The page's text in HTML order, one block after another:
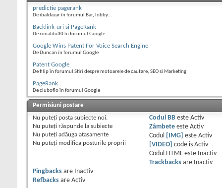
predictie pagerank
De ibaldazar în forumul Bar, lobby...
Backlink-uri si PageRank
De ronaldo30 în forumul Google
Google Wins Patent For Voice Search Engine
De Duncan în forumul Google
Patent Google
De filip în forumul Stiri despre motoarele de cautare, SEO si Marketing
PageRank
De ciuboflo în forumul Google
Permisiuni postare
Nu puteţi posta subiecte noi.
Nu puteţi răspunde la subiecte
Nu puteţi adăuga ataşamente
Nu puteţi modifica posturile proprii
Codul BBeste Activ
Zâmbeteeste Activ
Codul
[IMG] este Activ
[VIDEO]
code is Activ
Codul HTML este
Inactiv
Trackbacksare
Inactiv
Pingbacks are
Inactiv
Refbacks are Activ